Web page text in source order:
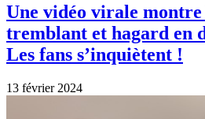
Une vidéo virale montre
tremblant et hagard en
Les fans s’inquiètent !
13 février 2024